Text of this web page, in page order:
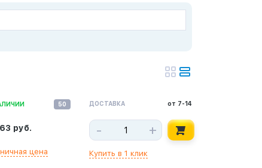
50
руб.
цена
ДОСТАВКА от 7-14
- +
Купить в 1 клик